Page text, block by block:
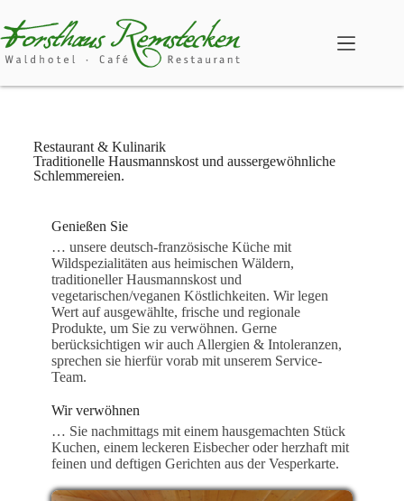
Restaurant & Kulinarik
Traditionelle Hausmannskost und aussergewöhnliche
Schlemmereien.
Genießen Sie
… unsere deutsch-französische Küche mit
Wildspezialitäten aus heimischen Wäldern,
traditioneller Hausmannskost und
vegetarischen/veganen Köstlichkeiten. Wir legen
Wert auf ausgewählte, frische und regionale
Produkte, um Sie zu verwöhnen. Gerne
berücksichtigen wir auch Allergien & Intoleranzen,
sprechen sie hierfür vorab mit unserem Service-
Team.
Wir verwöhnen
… Sie nachmittags mit einem hausgemachten Stück
Kuchen, einem leckeren Eisbecher oder herzhaft mit
feinen und deftigen Gerichten aus der Vesperkarte.